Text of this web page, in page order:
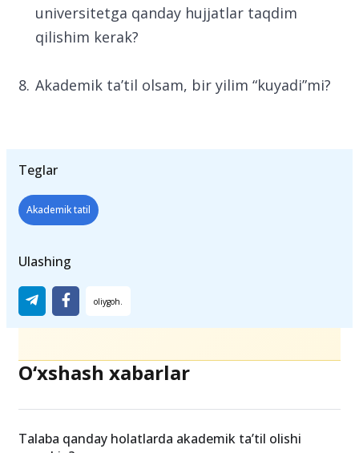
universitetga qanday hujjatlar taqdim
qilishim kerak?
Akademik ta’til olsam, bir yilim “kuyadi”mi?
Teglar
Akademik tatil
Ulashing
O‘xshash xabarlar
Talaba qanday holatlarda akademik taʼtil olishi